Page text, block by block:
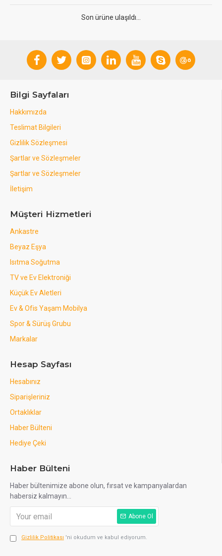
Son ürüne ulaşıldı...
Bilgi Sayfaları
Hakkımızda
Teslimat Bilgileri
Gizlilik Sözleşmesi
Şartlar ve Sözleşmeler
Şartlar ve Sözleşmeler
İletişim
Müşteri Hizmetleri
Ankastre
Beyaz Eşya
Isıtma Soğutma
TV ve Ev Elektroniği
Küçük Ev Aletleri
Ev & Ofis Yaşam Mobilya
Spor & Sürüş Grubu
Markalar
Hesap Sayfası
Hesabınız
Siparişleriniz
Ortaklıklar
Haber Bülteni
Hediye Çeki
Haber Bülteni
Haber bültenimize abone olun, fırsat ve kampanyalardan
habersiz kalmayın...
Abone Ol
Gizlilik Politikası 'ni okudum ve kabul ediyorum.